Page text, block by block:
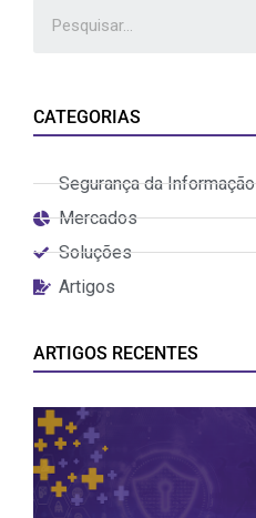
CATEGORIAS
Segurança da Informação
Mercados
Soluções
Artigos
ARTIGOS RECENTES